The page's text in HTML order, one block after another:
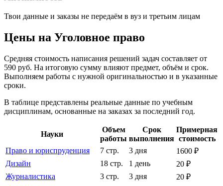
Твои данные и заказы не передаём в вуз и третьим лицам
Цены на Уголовное право
Средняя стоимость написания решений задач составляет от
590 руб. На итоговую сумму влияют предмет, объём и срок.
Выполняем работы с нужной оригинальностью и в указанные
сроки.
В таблице представлены реальные данные по учебным
дисциплинам, основанные на заказах за последний год.
Науки
Объем
работы
Срок
выполнения
Примерная
стоимость
Право и юриспруденция
7 стр. 3 дня
1600 ₽
Дизайн
18 стр. 1 день
20 ₽
Журналистика
3 стр. 3 дня
20 ₽